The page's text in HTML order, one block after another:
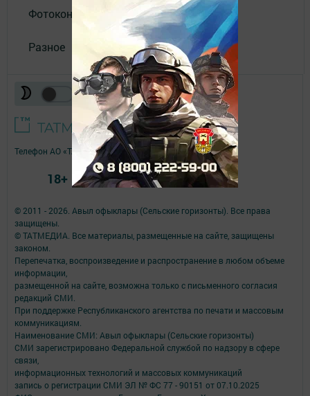
Фотоконкурс
Разное
© 2011 - 2026. Авыл офыклары (Сельские горизонты). Все права
защищены.
© ТАТМЕДИА. Все материалы, размещенные на сайте, защищены
законом.
Перепечатка, воспроизведение и распространение в любом объеме
информации,
размещенной на сайте, возможна только с письменного согласия
редакций СМИ.
При поддержке Республиканского агентства по печати и массовым
коммуникациям.
Наименование СМИ: Авыл офыклары (Сельские горизонты)
СМИ зарегистрировано Федеральной службой по надзору в сфере
связи,
информационных технологий и массовых коммуникаций
запись о регистрации СМИ ЭЛ № ФС 77 - 90151 от 07.10.2025
Телефон АО «ТАТМЕДИА»: (843) 222 09 84
18+